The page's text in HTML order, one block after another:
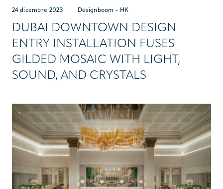
24 dicembre 2023 Designboom - HK
DUBAI DOWNTOWN DESIGN
ENTRY INSTALLATION FUSES
GILDED MOSAIC WITH LIGHT,
SOUND, AND CRYSTALS